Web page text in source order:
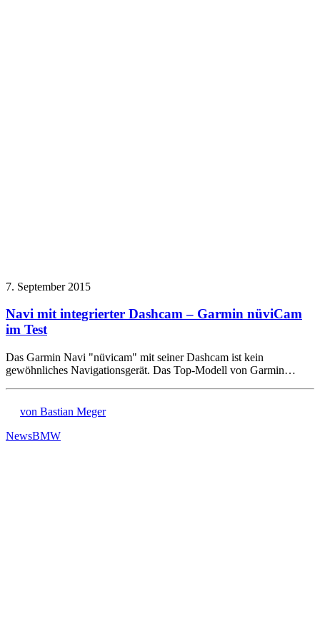
7. September 2015
Navi mit integrierter Dashcam – Garmin nüviCam
im Test
Das Garmin Navi "nüvicam" mit seiner Dashcam ist kein
gewöhnliches Navigationsgerät. Das Top-Modell von Garmin…
von Bastian Meger
NewsBMW